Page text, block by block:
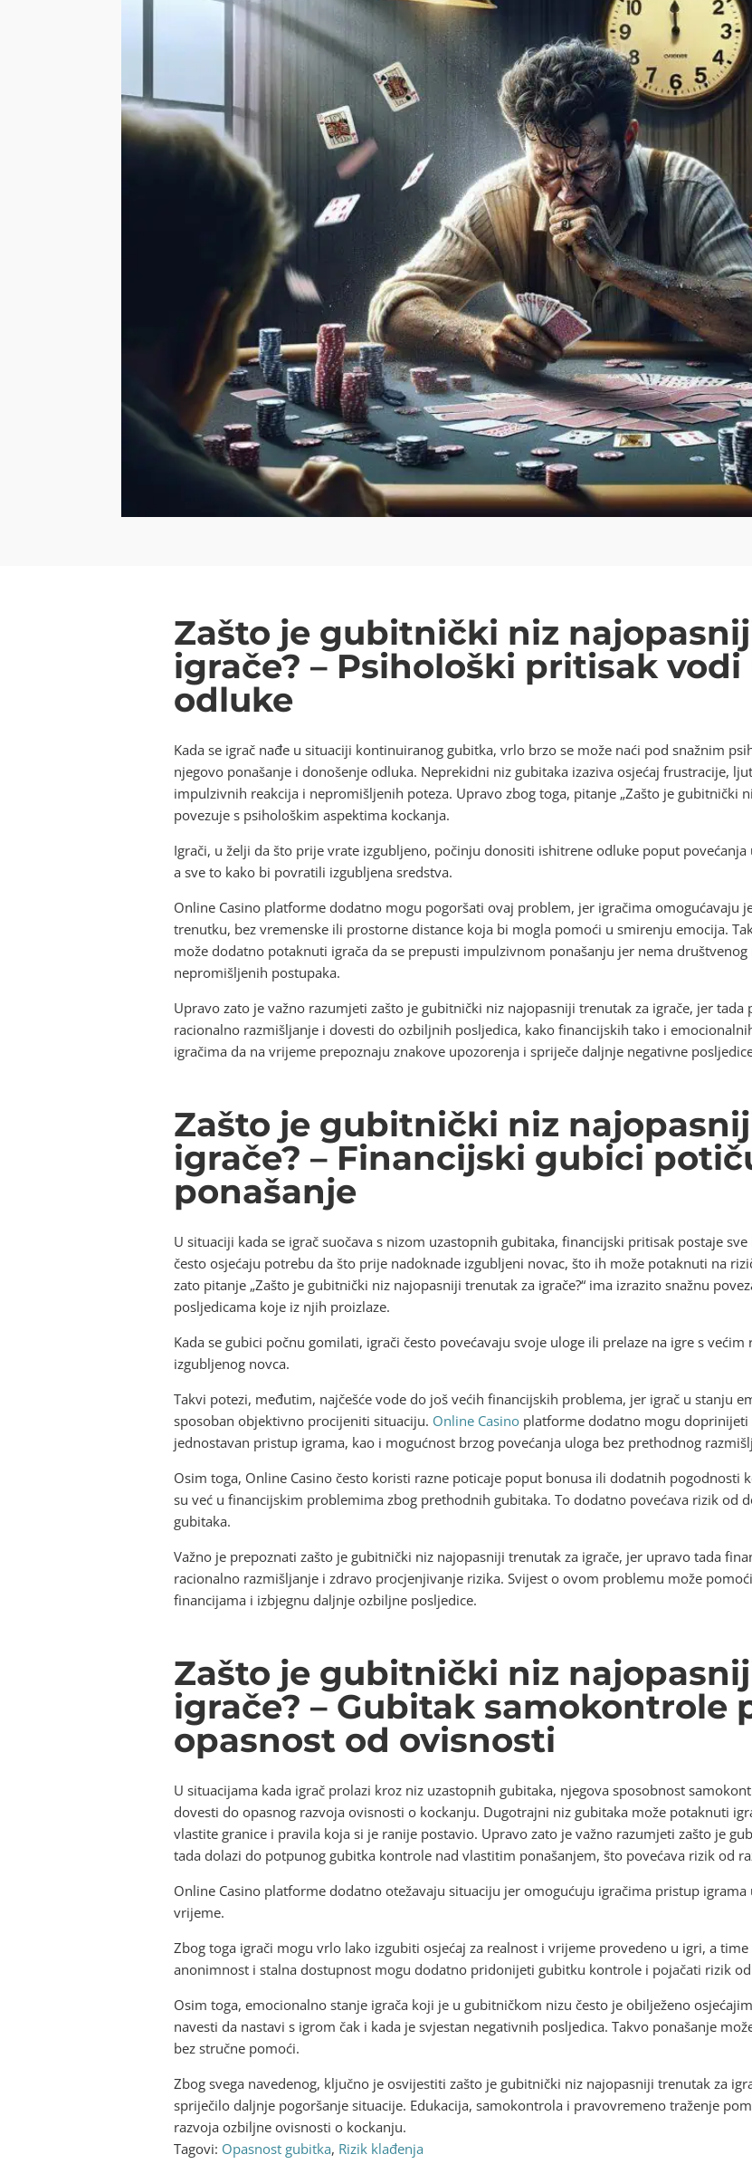
Zašto je gubitnički niz
igrače? – Psihološki pritisak
odluke
Kada se igrač nađe u situaciji kontinuiranog gubitka, vrlo brzo se može naći pod snažnim
njegovo ponašanje i donošenje odluka. Neprekidni niz gubitaka izaziva osjećaj frustracije,
impulzivnih reakcija i nepromišljenih poteza. Upravo zbog toga, pitanje „Zašto je gubitnički
povezuje s psihološkim aspektima kockanja.
Igrači, u želji da što prije vrate izgubljeno, počinju donositi ishitrene odluke poput
a sve to kako bi povratili izgubljena sredstva.
Online Casino platforme dodatno mogu pogoršati ovaj problem, jer igračima omogućavaju
trenutku, bez vremenske ili prostorne distance koja bi mogla pomoći u smirenju emocija.
može dodatno potaknuti igrača da se prepusti impulzivnom ponašanju jer nema
nepromišljenih postupaka.
Upravo zato je važno razumjeti zašto je gubitnički niz najopasniji trenutak za igrače, jer
racionalno razmišljanje i dovesti do ozbiljnih posljedica, kako financijskih tako i
igračima da na vrijeme prepoznaju znakove upozorenja i spriječe daljnje negativne
Zašto je gubitnički niz
igrače? – Financijski gubici
ponašanje
U situaciji kada se igrač suočava s nizom uzastopnih gubitaka, financijski pritisak postaje
često osjećaju potrebu da što prije nadoknade izgubljeni novac, što ih može potaknuti na
zato pitanje „Zašto je gubitnički niz najopasniji trenutak za igrače?“ ima izrazito snažnu
posljedicama koje iz njih proizlaze.
Kada se gubici počnu gomilati, igrači često povećavaju svoje uloge ili prelaze na igre s
izgubljenog novca.
Takvi potezi, međutim, najčešće vode do još većih financijskih problema, jer igrač u stanju
sposoban objektivno procijeniti situaciju. Online Casino platforme dodatno mogu
jednostavan pristup igrama, kao i mogućnost brzog povećanja uloga bez prethodnog
Osim toga, Online Casino često koristi razne poticaje poput bonusa ili dodatnih
su već u financijskim problemima zbog prethodnih gubitaka. To dodatno povećava rizik od
gubitaka.
Važno je prepoznati zašto je gubitnički niz najopasniji trenutak za igrače, jer upravo tada
racionalno razmišljanje i zdravo procjenjivanje rizika. Svijest o ovom problemu može
financijama i izbjegnu daljnje ozbiljne posljedice.
Zašto je gubitnički niz
igrače? – Gubitak samokontrole
opasnost od ovisnosti
U situacijama kada igrač prolazi kroz niz uzastopnih gubitaka, njegova sposobnost
dovesti do opasnog razvoja ovisnosti o kockanju. Dugotrajni niz gubitaka može potaknuti
vlastite granice i pravila koja si je ranije postavio. Upravo zato je važno razumjeti zašto je
tada dolazi do potpunog gubitka kontrole nad vlastitim ponašanjem, što povećava rizik od
Online Casino platforme dodatno otežavaju situaciju jer omogućuju igračima pristup
vrijeme.
Zbog toga igrači mogu vrlo lako izgubiti osjećaj za realnost i vrijeme provedeno u igri, a
anonimnost i stalna dostupnost mogu dodatno pridonijeti gubitku kontrole i pojačati rizik
Osim toga, emocionalno stanje igrača koji je u gubitničkom nizu često je obilježeno
navesti da nastavi s igrom čak i kada je svjestan negativnih posljedica. Takvo ponašanje
bez stručne pomoći.
Zbog svega navedenog, ključno je osvijestiti zašto je gubitnički niz najopasniji trenutak za
spriječilo daljnje pogoršanje situacije. Edukacija, samokontrola i pravovremeno traženje
razvoja ozbiljne ovisnosti o kockanju.
Tagovi: Opasnost gubitka, Rizik klađenja